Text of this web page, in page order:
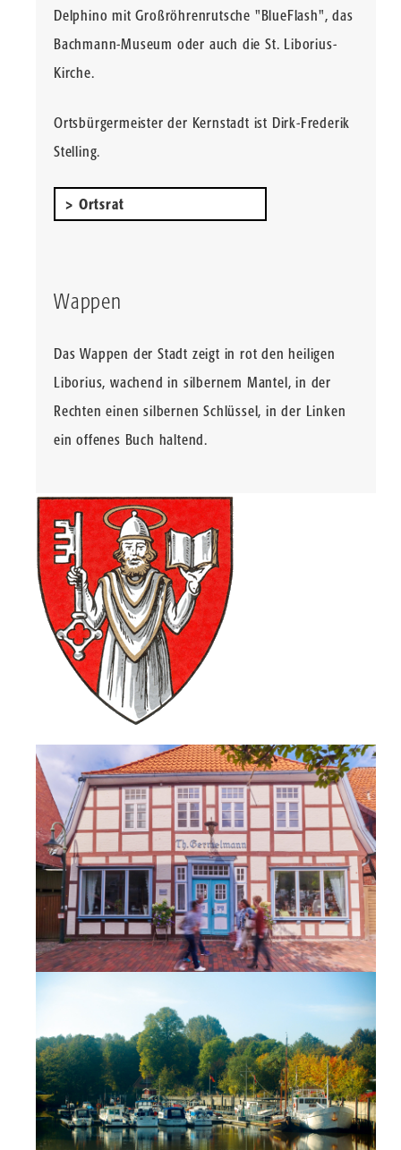
Delphino mit Großröhrenrutsche "BlueFlash", das
Bachmann-Museum oder auch die St. Liborius-
Kirche.
Ortsbürgermeister der Kernstadt ist Dirk-Frederik
Stelling.
Ortsrat
Wappen
Das Wappen der Stadt zeigt in rot den heiligen
Liborius, wachend in silbernem Mantel, in der
Rechten einen silbernen Schlüssel, in der Linken
ein offenes Buch haltend.